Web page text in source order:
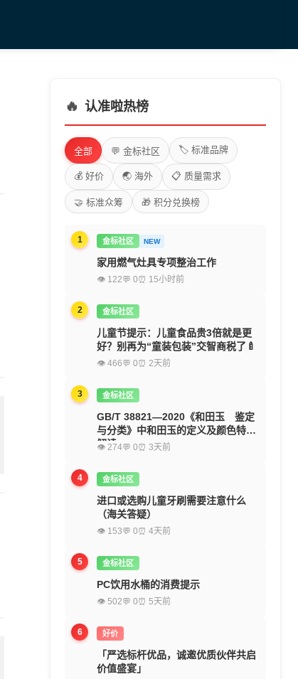
🔥 认准啦热榜
全部 💬 金标社区 🏷️ 标准品牌
💰 好价 🌏 海外 📋 质量需求
🤝 标准众筹 🎁 积分兑换榜
1 金标社区 NEW
家用燃气灶具专项整治工作
👁 122💬 0⏰ 15小时前
2 金标社区
儿童节提示：儿童食品贵3倍就是更
好？别再为“童装包装”交智商税了🍼
👁 466💬 0⏰ 2天前
3 金标社区
GB/T 38821—2020《和田玉 鉴定
与分类》中和田玉的定义及颜色特征
解读
👁 274💬 0⏰ 3天前
4 金标社区
进口或选购儿童牙刷需要注意什么
（海关答疑）
👁 153💬 0⏰ 4天前
5 金标社区
PC饮用水桶的消费提示
👁 502💬 0⏰ 5天前
6 好价
「严选标杆优品，诚邀优质伙伴共启
价值盛宴」